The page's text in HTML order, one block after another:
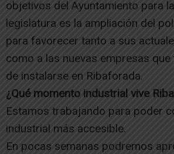
objetivos del Ayuntamiento para
legislatura es la ampliación del
para favorecer tanto a sus
como a las nuevas empresas
de instalarse en Ribaforada.
¿Qué momento industrial vive
Estamos trabajando para poder
industrial más accesible.
En pocas semanas podremos